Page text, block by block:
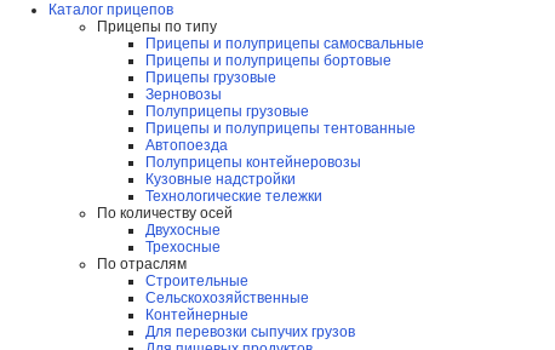
Каталог прицепов
Прицепы по типу
Прицепы и полуприцепы самосвальные
Прицепы и полуприцепы бортовые
Прицепы грузовые
Зерновозы
Полуприцепы грузовые
Прицепы и полуприцепы тентованные
Автопоезда
Полуприцепы контейнеровозы
Кузовные надстройки
Технологические тележки
По количеству осей
Двухосные
Трехосные
По отраслям
Строительные
Сельскохозяйственные
Контейнерные
Для перевозки сыпучих грузов